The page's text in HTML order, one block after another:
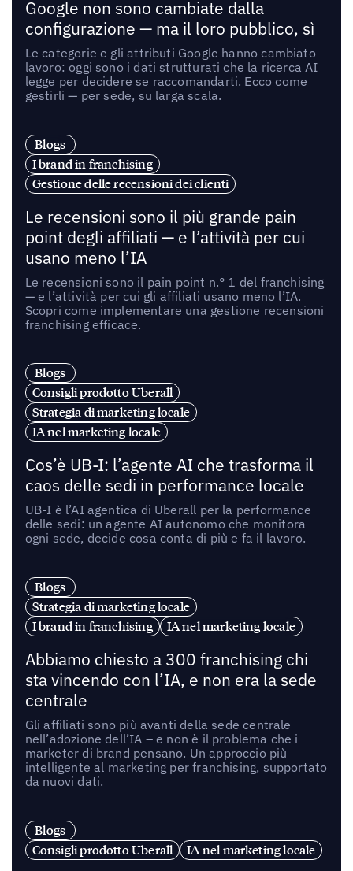
Google non sono cambiate dalla
configurazione — ma il loro pubblico, sì
Le categorie e gli attributi Google hanno cambiato
lavoro: oggi sono i dati strutturati che la ricerca AI
legge per decidere se raccomandarti. Ecco come
gestirli — per sede, su larga scala.
Blogs
I brand in franchising
Gestione delle recensioni dei clienti
Le recensioni sono il più grande pain
point degli affiliati — e l’attività per cui
usano meno l’IA
Le recensioni sono il pain point n.° 1 del franchising
— e l’attività per cui gli affiliati usano meno l’IA.
Scopri come implementare una gestione recensioni
franchising efficace.
Blogs
Consigli prodotto Uberall
Strategia di marketing locale
IA nel marketing locale
Cos’è UB-I: l’agente AI che trasforma il
caos delle sedi in performance locale
UB-I è l’AI agentica di Uberall per la performance
delle sedi: un agente AI autonomo che monitora
ogni sede, decide cosa conta di più e fa il lavoro.
Blogs
Strategia di marketing locale
I brand in franchising
IA nel marketing locale
Abbiamo chiesto a 300 franchising chi
sta vincendo con l’IA, e non era la sede
centrale
Gli affiliati sono più avanti della sede centrale
nell’adozione dell’IA – e non è il problema che i
marketer di brand pensano. Un approccio più
intelligente al marketing per franchising, supportato
da nuovi dati.
Blogs
Consigli prodotto Uberall
IA nel marketing locale